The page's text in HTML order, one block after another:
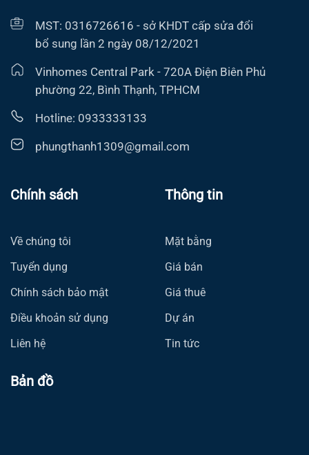
MST: 0316726616 - sở KHDT cấp sửa đổi
bổ sung lần 2 ngày 08/12/2021
Vinhomes Central Park - 720A Điện Biên Phủ
phường 22, Bình Thạnh, TPHCM
Hotline: 0933333133
phungthanh1309@gmail.com
Chính sách
Về chúng tôi
Tuyển dụng
Chính sách bảo mật
Điều khoản sử dụng
Liên hệ
Thông tin
Mặt bằng
Giá bán
Giá thuê
Dự án
Tin tức
Bản đồ